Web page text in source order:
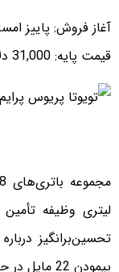
آغاز فروش: پاییز
قیمت پایه: 31,000 دلار (تخمینی)
لیتری وظیفه
پیمودن 22